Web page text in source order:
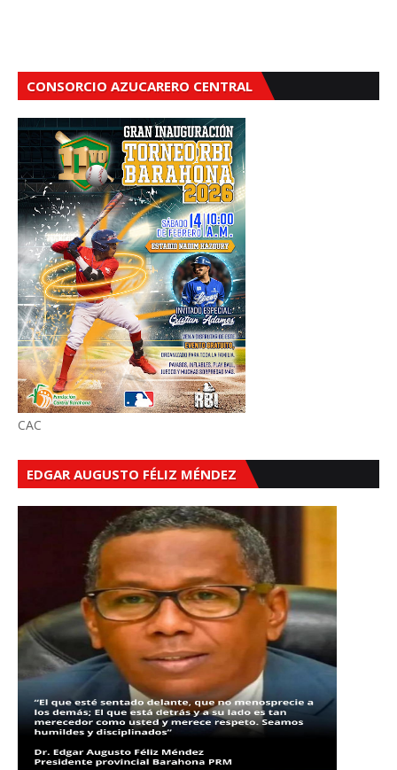
CONSORCIO AZUCARERO CENTRAL
CAC
EDGAR AUGUSTO FÉLIZ MÉNDEZ